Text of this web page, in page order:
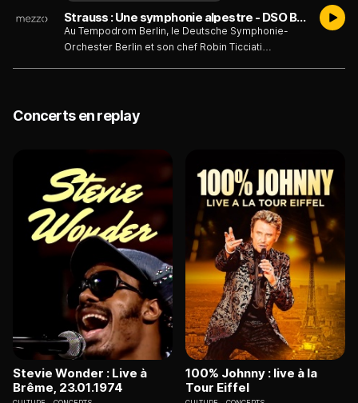
alpiniste Reinhold Messner.
Strauss : Une symphonie alpestre - DSO Berlin, Robin Ticciati, Reinhold Messner
Au Tempodrom Berlin, le Deutsche Symphonie-
Orchester Berlin et son chef Robin Ticciati
alpiniste Reinhold Messner.
Concerts en replay
Stevie Wonder : Live à
Brême, 23.01.1974
100% Johnny : live à la
Tour Eiffel